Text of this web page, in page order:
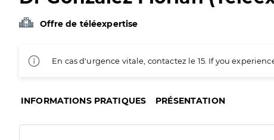
Offre de téléexpertise
En cas d'urgence vitale, contactez le 15. If you
INFORMATIONS PRATIQUES PRÉSENTATION